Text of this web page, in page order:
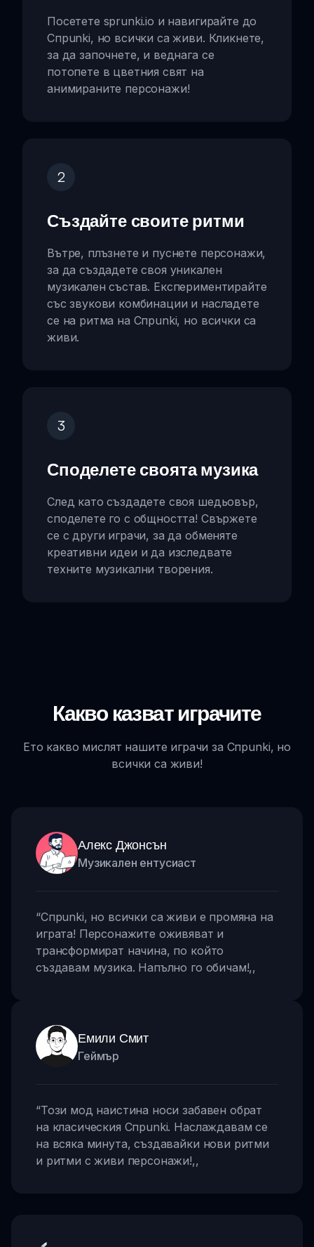
Посетете sprunki.io и навигирайте до
Спрunki, но всички са живи. Кликнете,
за да започнете, и веднага се
потопете в цветния свят на
анимираните персонажи!
2
Създайте своите ритми
Вътре, плъзнете и пуснете персонажи,
за да създадете своя уникален
музикален състав. Експериментирайте
със звукови комбинации и насладете
се на ритма на Спрunki, но всички са
живи.
3
Споделете своята музика
След като създадете своя шедьовър,
споделете го с общността! Свържете
се с други играчи, за да обменяте
креативни идеи и да изследвате
техните музикални творения.
Какво казват играчите
Ето какво мислят нашите играчи за Спрunki, но
всички са живи!
Алекс Джонсън
Музикален ентусиаст
“Спрunki, но всички са живи е промяна на
играта! Персонажите оживяват и
трансформират начина, по който
създавам музика. Напълно го обичам!,,
Емили Смит
Геймър
“Този мод наистина носи забавен обрат
на класическия Спрunki. Наслаждавам се
на всяка минута, създавайки нови ритми
и ритми с живи персонажи!,,